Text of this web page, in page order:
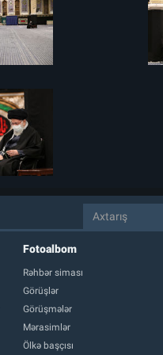
Fotoalbom
Rəhbər siması
Görüşlər
Görüşmələr
Mərasimlər
Ölkə başçısı